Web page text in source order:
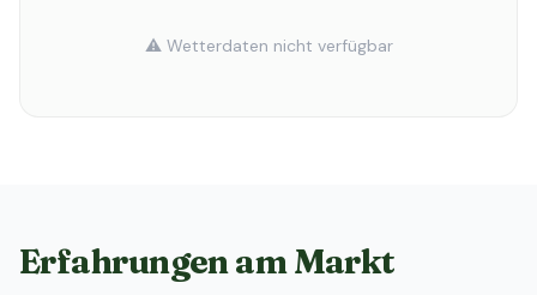
⚠️ Wetterdaten nicht verfügbar
Erfahrungen am Markt